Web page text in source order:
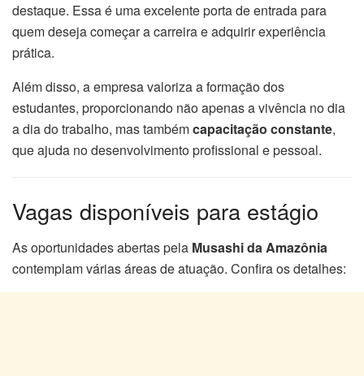
destaque. Essa é uma excelente porta de entrada para
quem deseja começar a carreira e adquirir experiência
prática.
Além disso, a empresa valoriza a formação dos
estudantes, proporcionando não apenas a vivência no dia
a dia do trabalho, mas tambémcapacitação constante,
que ajuda no desenvolvimento profissional e pessoal.
Vagas disponíveis para estágio
As oportunidades abertas pela Musashi da Amazônia
contemplam várias áreas de atuação. Confira os detalhes: